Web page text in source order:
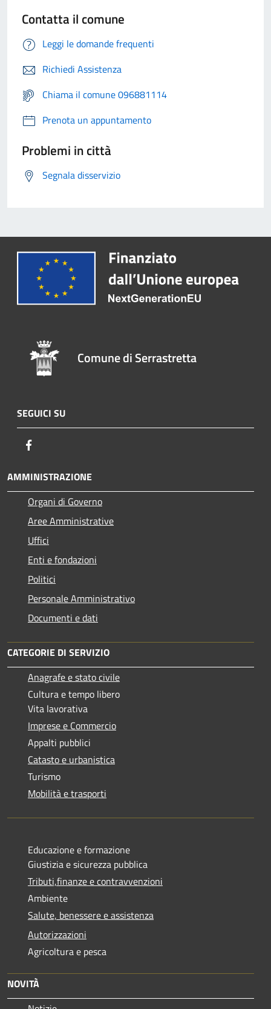
Contatta il comune
Leggi le domande frequenti
Richiedi Assistenza
Chiama il comune 096881114
Prenota un appuntamento
Problemi in città
Segnala disservizio
Comune di Serrastretta
SEGUICI SU
AMMINISTRAZIONE
Organi di Governo
Aree Amministrative
Uffici
Enti e fondazioni
Politici
Personale Amministrativo
Documenti e dati
CATEGORIE DI SERVIZIO
Anagrafe e stato civile
Cultura e tempo libero
Vita lavorativa
Imprese e Commercio
Appalti pubblici
Catasto e urbanistica
Turismo
Mobilità e trasporti
Educazione e formazione
Giustizia e sicurezza pubblica
Tributi,finanze e contravvenzioni
Ambiente
Salute, benessere e assistenza
Autorizzazioni
Agricoltura e pesca
NOVITÀ